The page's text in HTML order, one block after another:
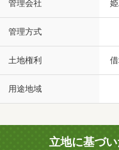
管理会社
管理方式
土地権利
用途地域
立地に基づ